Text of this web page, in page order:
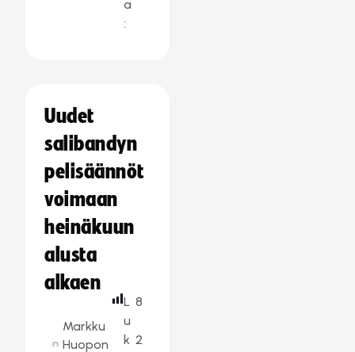
a
:
Uudet
salibandyn
pelisäännöt
voimaan
heinäkuun
alusta
alkaen
Markku
Huopon
L
u
k
8
2